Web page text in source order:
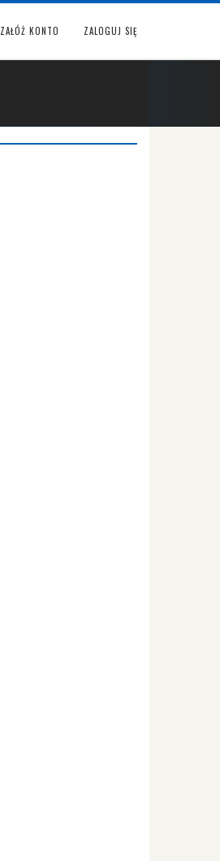
ZAŁÓŻ KONTO ZALOGUJ SIĘ